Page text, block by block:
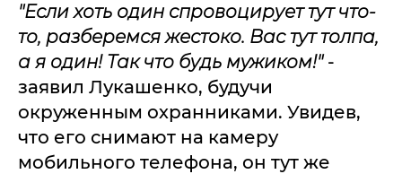
"Если хоть один спровоцирует тут что-
то, разберемся жестоко. Вас тут толпа,
а я один! Так что будь мужиком!"-
заявил Лукашенко, будучи
окруженным охранниками. Увидев,
что его снимают на камеру
мобильного телефона, он тут же